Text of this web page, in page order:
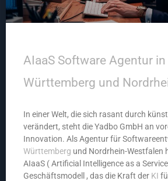
AIaaS Software Agentur in
Württemberg und
In einer Welt, die sich rasant durch
verändert, steht die Yadbo GmbH an
Innovation. Als Agentur für
Württemberg und Nordrhein-Westfalen
AIaaS ( Artificial Intelligence as a
Geschäftsmodell , das die Kraft der KI